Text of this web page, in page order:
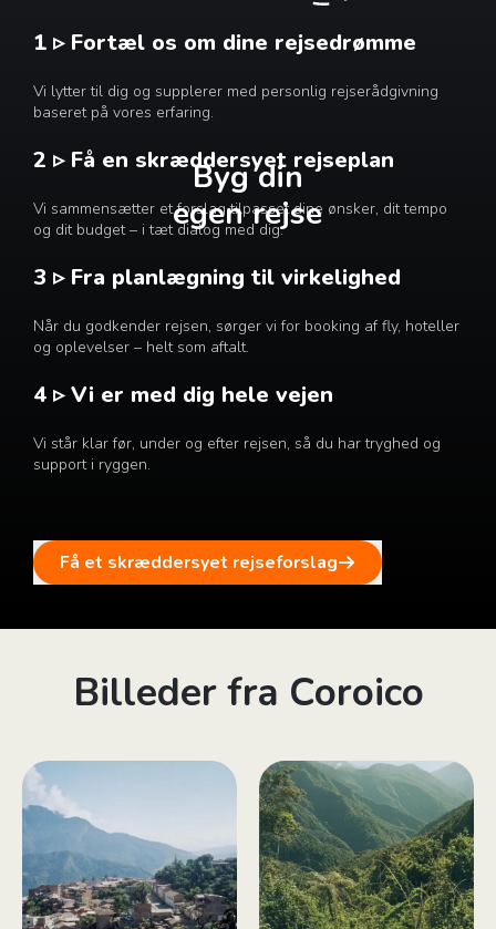
Byg din
egen rejse
1 ▹ Fortæl os om dine rejsedrømme
Vi lytter til dig og supplerer med personlig rejserådgivning
baseret på vores erfaring.
2 ▹ Få en skræddersyet rejseplan
Vi sammensætter et forslag tilpasset dine ønsker, dit tempo
og dit budget – i tæt dialog med dig.
3 ▹ Fra planlægning til virkelighed
Når du godkender rejsen, sørger vi for booking af fly, hoteller
og oplevelser – helt som aftalt.
4 ▹ Vi er med dig hele vejen
Vi står klar før, under og efter rejsen, så du har tryghed og
support i ryggen.
Få et skræddersyet rejseforslag
Billeder fra Coroico